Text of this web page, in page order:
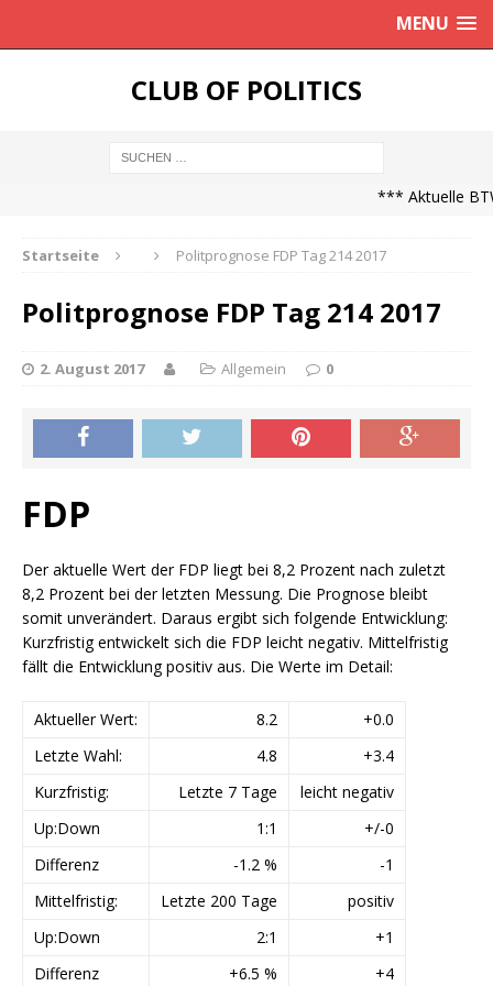
MENU
CLUB OF POLITICS
*** Aktuelle
Startseite Politprognose FDP Tag 214 2017
Politprognose FDP Tag 214 2017
2. August 2017 Allgemein 0
FDP
Der aktuelle Wert der FDP liegt bei 8,2 Prozent nach zuletzt
8,2 Prozent bei der letzten Messung. Die Prognose bleibt
somit unverändert. Daraus ergibt sich folgende Entwicklung:
Kurzfristig entwickelt sich die FDP leicht negativ. Mittelfristig
fällt die Entwicklung positiv aus. Die Werte im Detail:
Aktueller Wert: 8.2
+0.0
Letzte Wahl:
4.8
+3.4
Kurzfristig:
Letzte 7 Tage
leicht negativ
Up:Down
1:1
+/-0
Differenz
-1.2 %
-1
Mittelfristig:
Letzte 200 Tage
positiv
Up:Down
2:1
+1
Differenz
+6.5 % +4